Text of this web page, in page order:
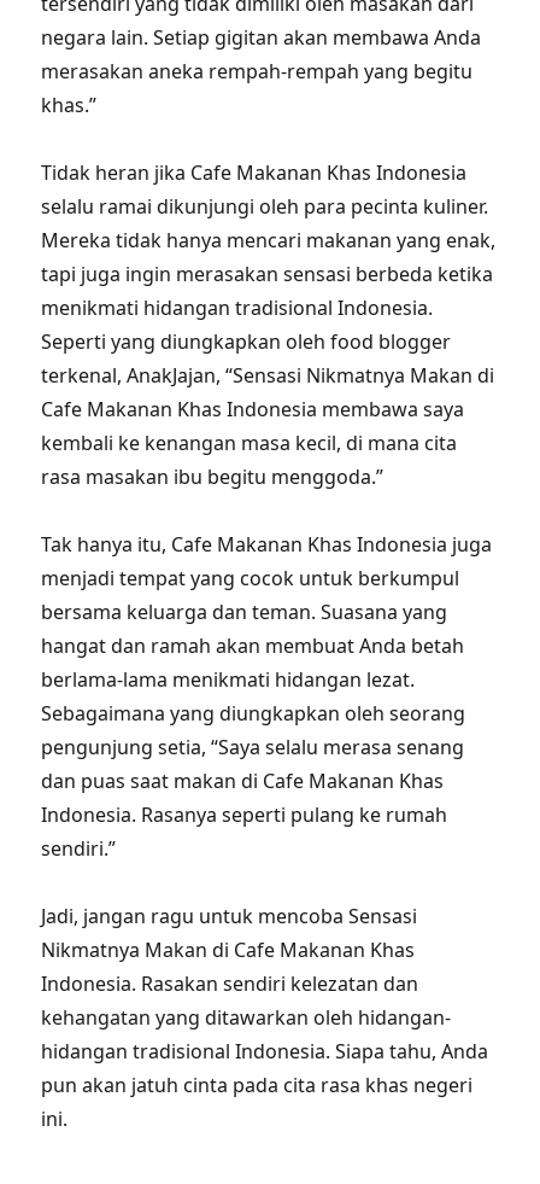
negara lain. Setiap gigitan akan membawa Anda
merasakan aneka rempah-rempah yang begitu
khas.”
Tidak heran jika Cafe Makanan Khas Indonesia
selalu ramai dikunjungi oleh para pecinta kuliner.
Mereka tidak hanya mencari makanan yang enak,
tapi juga ingin merasakan sensasi berbeda ketika
menikmati hidangan tradisional Indonesia.
Seperti yang diungkapkan oleh food blogger
terkenal, AnakJajan, “Sensasi Nikmatnya Makan di
Cafe Makanan Khas Indonesia membawa saya
kembali ke kenangan masa kecil, di mana cita
rasa masakan ibu begitu menggoda.”
Tak hanya itu, Cafe Makanan Khas Indonesia juga
menjadi tempat yang cocok untuk berkumpul
bersama keluarga dan teman. Suasana yang
hangat dan ramah akan membuat Anda betah
berlama-lama menikmati hidangan lezat.
Sebagaimana yang diungkapkan oleh seorang
pengunjung setia, “Saya selalu merasa senang
dan puas saat makan di Cafe Makanan Khas
Indonesia. Rasanya seperti pulang ke rumah
sendiri.”
Jadi, jangan ragu untuk mencoba Sensasi
Nikmatnya Makan di Cafe Makanan Khas
Indonesia. Rasakan sendiri kelezatan dan
kehangatan yang ditawarkan oleh hidangan-
hidangan tradisional Indonesia. Siapa tahu, Anda
pun akan jatuh cinta pada cita rasa khas negeri
ini.